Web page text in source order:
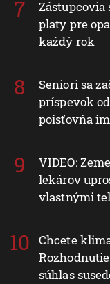
Zástupcovia
platy pre
každý rok
Seniori sa
príspevok
poisťovňa
VIDEO:
lekárov
vlastnými
Chcete
súhlas